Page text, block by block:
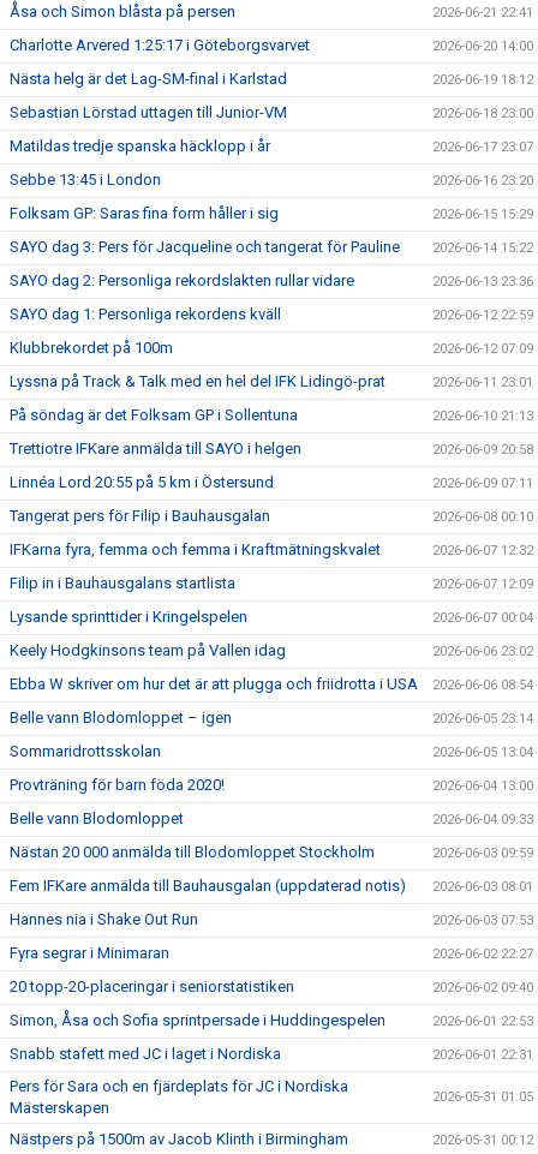
Åsa och Simon blåsta på persen 2026-06-21 22:41
Charlotte Arvered 1:25:17 i Göteborgsvarvet 2026-06-20 14:00
Nästa helg är det Lag-SM-final i Karlstad 2026-06-19 18:12
Sebastian Lörstad uttagen till Junior-VM 2026-06-18 23:00
Matildas tredje spanska häcklopp i år 2026-06-17 23:07
Sebbe 13:45 i London 2026-06-16 23:20
Folksam GP: Saras fina form håller i sig 2026-06-15 15:29
SAYO dag 3: Pers för Jacqueline och tangerat för Pauline 2026-06-14 15:22
SAYO dag 2: Personliga rekordslakten rullar vidare 2026-06-13 23:36
SAYO dag 1: Personliga rekordens kväll 2026-06-12 22:59
Klubbrekordet på 100m 2026-06-12 07:09
Lyssna på Track & Talk med en hel del IFK Lidingö-prat 2026-06-11 23:01
På söndag är det Folksam GP i Sollentuna 2026-06-10 21:13
Trettiotre IFKare anmälda till SAYO i helgen 2026-06-09 20:58
Linnéa Lord 20:55 på 5 km i Östersund 2026-06-09 07:11
Tangerat pers för Filip i Bauhausgalan 2026-06-08 00:10
IFKarna fyra, femma och femma i Kraftmätningskvalet 2026-06-07 12:32
Filip in i Bauhausgalans startlista 2026-06-07 12:09
Lysande sprinttider i Kringelspelen 2026-06-07 00:04
Keely Hodgkinsons team på Vallen idag 2026-06-06 23:02
Ebba W skriver om hur det är att plugga och friidrotta i USA 2026-06-06 08:54
Belle vann Blodomloppet – igen 2026-06-05 23:14
Sommaridrottsskolan 2026-06-05 13:04
Provträning för barn föda 2020! 2026-06-04 13:00
Belle vann Blodomloppet 2026-06-04 09:33
Nästan 20 000 anmälda till Blodomloppet Stockholm 2026-06-03 09:59
Fem IFKare anmälda till Bauhausgalan (uppdaterad notis) 2026-06-03 08:01
Hannes nia i Shake Out Run 2026-06-03 07:53
Fyra segrar i Minimaran 2026-06-02 22:27
20 topp-20-placeringar i seniorstatistiken 2026-06-02 09:40
Simon, Åsa och Sofia sprintpersade i Huddingespelen 2026-06-01 22:53
Snabb stafett med JC i laget i Nordiska 2026-06-01 22:31
Pers för Sara och en fjärdeplats för JC i Nordiska
Mästerskapen
2026-05-31 01:05
Nästpers på 1500m av Jacob Klinth i Birmingham 2026-05-31 00:12